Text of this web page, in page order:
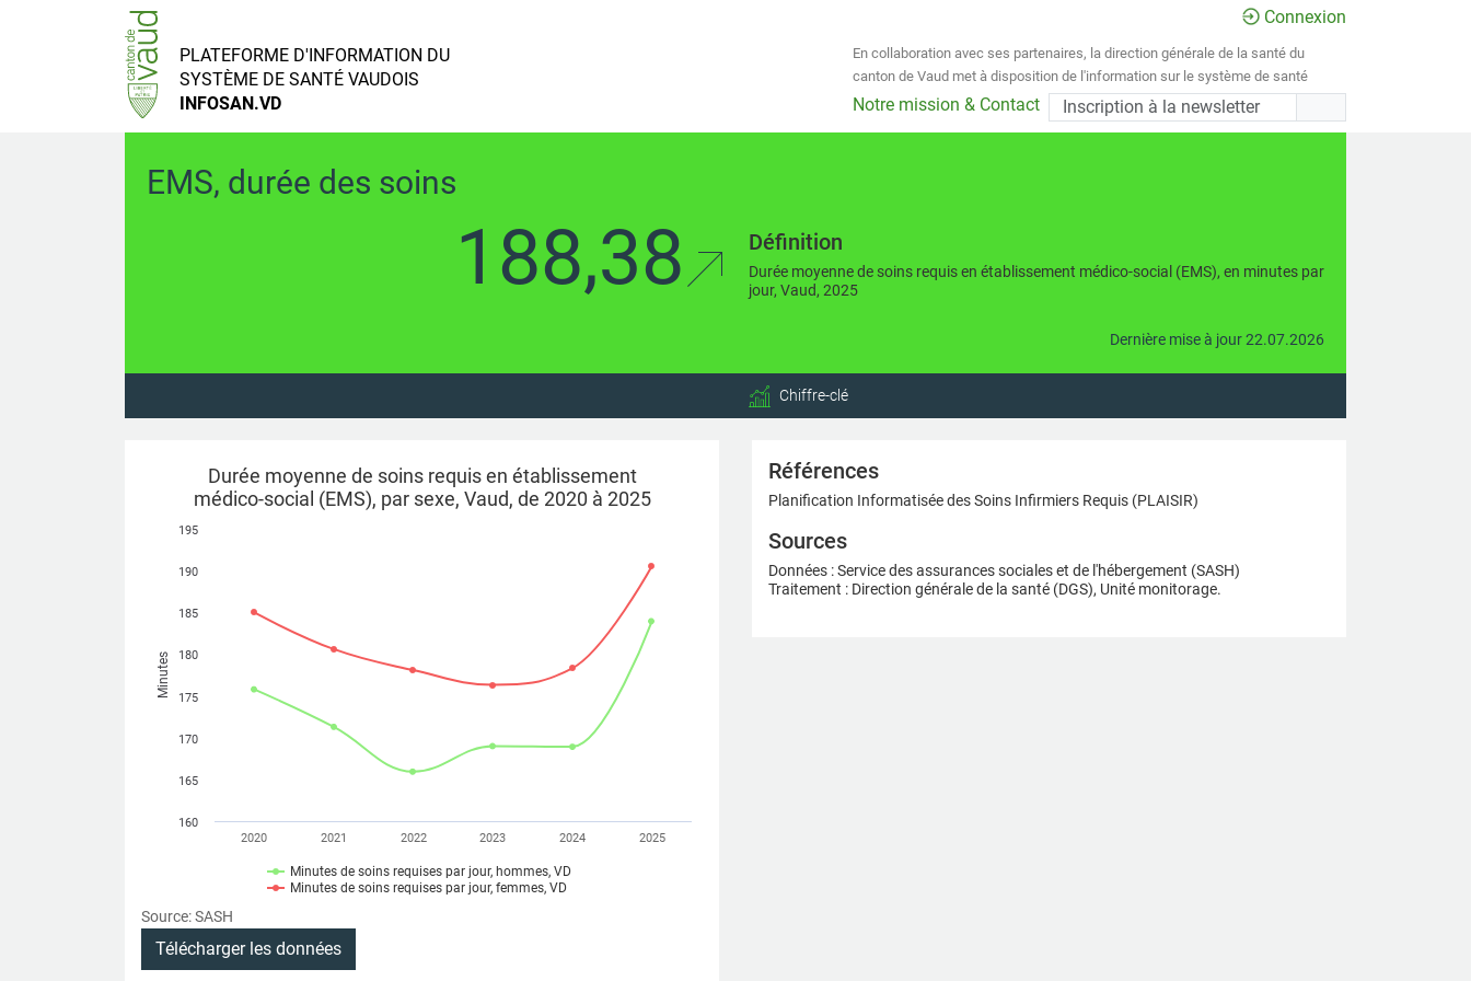
Connexion
PLATEFORME D'INFORMATION DU
SYSTÈME DE SANTÉ VAUDOIS
INFOSAN.VD
En collaboration avec ses partenaires, la direction générale de la santé du
canton de Vaud met à disposition de l'information sur le système de santé
Notre mission & Contact
EMS, durée des soins
188,38 Définition
Durée moyenne de soins requis en établissement médico-social (EMS), en minutes par
jour, Vaud, 2025
Dernière mise à jour 22.07.2026
Chiffre-clé
Minutes
Durée moyenne de soins requis en établissement
médico-social (EMS), par sexe, Vaud, de 2020 à 2025
Minutes de soins requises par jour, hommes, VD
Minutes de soins requises par jour, femmes, VD
2020 2021 2022 2023 2024 2025
165
170
175
180
185
160
190
195
Source: SASH
Télécharger les données
Références
Planification Informatisée des Soins Infirmiers Requis (PLAISIR)
Sources
Données : Service des assurances sociales et de l'hébergement (SASH)
Traitement : Direction générale de la santé (DGS), Unité monitorage.